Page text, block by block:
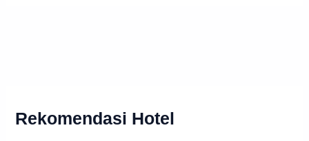
Rekomendasi Hotel